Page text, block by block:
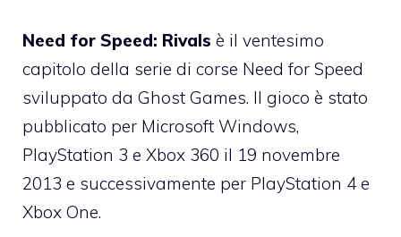
Need for Speed: Rivals è il ventesimo
capitolo della serie di corse Need for Speed
sviluppato da Ghost Games. Il gioco è stato
pubblicato per Microsoft Windows,
PlayStation 3 e Xbox 360 il 19 novembre
2013 e successivamente per PlayStation 4 e
Xbox One.